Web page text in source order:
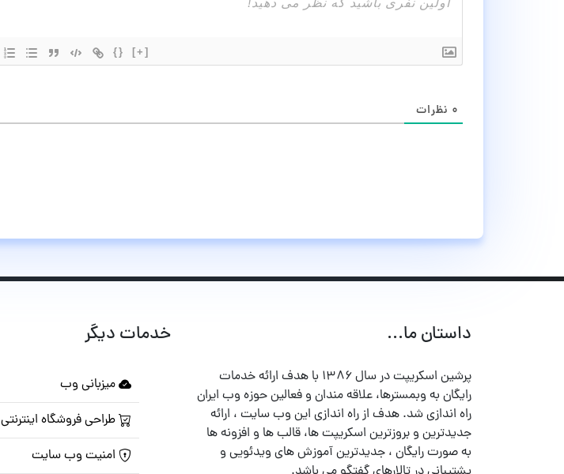
{} [+]
۰ نظرات
داستان ما...
پرشین اسکریپت در سال ۱۳۸۶ با هدف ارائه خدمات
رایگان به وبمسترها، علاقه مندان و فعالین حوزه وب ایران
راه اندازی شد. هدف از راه اندازی این وب سایت ، ارائه
جدیدترین و بروزترین اسکریپت ها، قالب ها و افزونه ها
به صورت رایگان ، جدیدترین آموزش های ویدئویی و
خدمات دیگر
میزبانی وب
طراحی فروشگاه اینترنتی
امنیت وب سایت